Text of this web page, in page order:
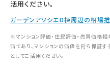
活用ください。
ガーデンアソシエD棟周辺の相場
※マンション評価・住民評価・売買価格
価であり、マンションの価値を何ら保証
としてご活用ください。